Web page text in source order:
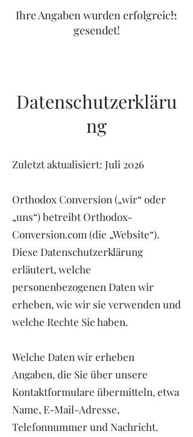
Orthodox Conversion
Ihre Angaben wurden erfolgreich
gesendet!
Datenschutzerkläru
ng
Zuletzt aktualisiert: Juli 2026
Orthodox Conversion („wir“ oder
„uns“) betreibt Orthodox-
Conversion.com (die „Website“).
Diese Datenschutzerklärung
erläutert, welche
personenbezogenen Daten wir
erheben, wie wir sie verwenden und
welche Rechte Sie haben.
Welche Daten wir erheben
Angaben, die Sie über unsere
Kontaktformulare übermitteln, etwa
Name, E-Mail-Adresse,
Telefonnummer und Nachricht.